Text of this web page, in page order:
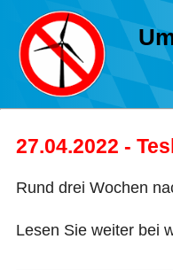
27.04.2022 -
Rund drei Wochen
Lesen Sie weiter bei